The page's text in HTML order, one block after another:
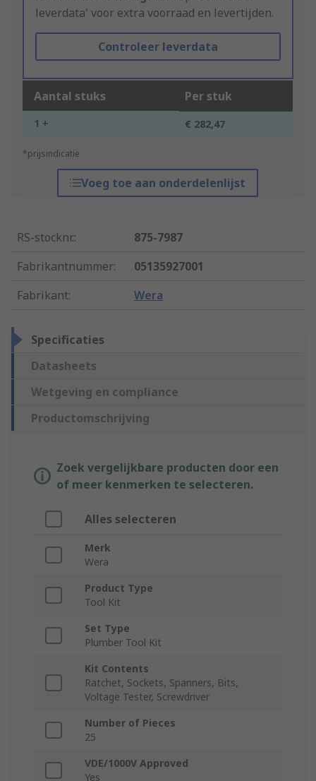
leverdata' voor extra voorraad en levertijden.
Controleer leverdata
Aantal stuks Per stuk
1 + € 282,47
*prijsindicatie
Voeg toe aan onderdelenlijst
RS-stocknr.:
875-7987
Fabrikantnummer:
05135927001
Fabrikant: Wera
Specificaties
Datasheets
Wetgeving en compliance
Productomschrijving
Zoek vergelijkbare producten door een
of meer kenmerken te selecteren.
Alles selecteren
Merk
Wera
Product Type
Tool Kit
Set Type
Plumber Tool Kit
Kit Contents
Ratchet, Sockets, Spanners, Bits,
Voltage Tester, Screwdriver
Number of Pieces
25
VDE/1000V Approved
Yes